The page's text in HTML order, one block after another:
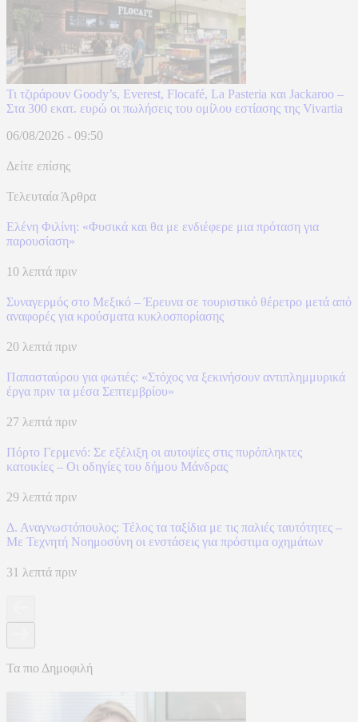
Τι τζιράρουν Goody’s, Everest, Flocafé, La Pasteria και Jackaroo –
Στα 300 εκατ. ευρώ οι πωλήσεις του ομίλου εστίασης της Vivartia
06/08/2026 - 09:50
Δείτε επίσης
Τελευταία Άρθρα
Ελένη Φιλίνη: «Φυσικά και θα με ενδιέφερε μια πρόταση για
παρουσίαση»
10 λεπτά πριν
Συναγερμός στο Μεξικό – Έρευνα σε τουριστικό θέρετρο μετά από
αναφορές για κρούσματα κυκλοσπορίασης
20 λεπτά πριν
Παπασταύρου για φωτιές: «Στόχος να ξεκινήσουν αντιπλημμυρικά
έργα πριν τα μέσα Σεπτεμβρίου»
27 λεπτά πριν
Πόρτο Γερμενό: Σε εξέλιξη οι αυτοψίες στις πυρόπληκτες
κατοικίες – Οι οδηγίες του δήμου Μάνδρας
29 λεπτά πριν
Δ. Αναγνωστόπουλος: Τέλος τα ταξίδια με τις παλιές ταυτότητες –
Με Τεχνητή Νοημοσύνη οι ενστάσεις για πρόστιμα οχημάτων
31 λεπτά πριν
Τα πιο Δημοφιλή